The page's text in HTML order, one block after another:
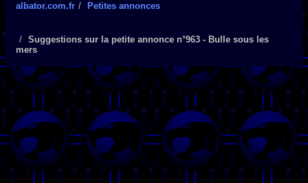
albator.com.fr Petites annonces
Suggestions sur la petite annonce n°963 - Bulle sous les
mers